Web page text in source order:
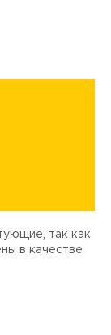
так как
в качестве